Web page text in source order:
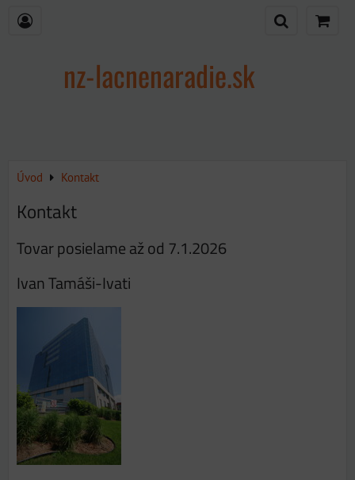
nz-lacnenaradie.sk
Úvod Kontakt
Kontakt
Tovar posielame až od 7.1.2026
Ivan Tamáši-Ivati